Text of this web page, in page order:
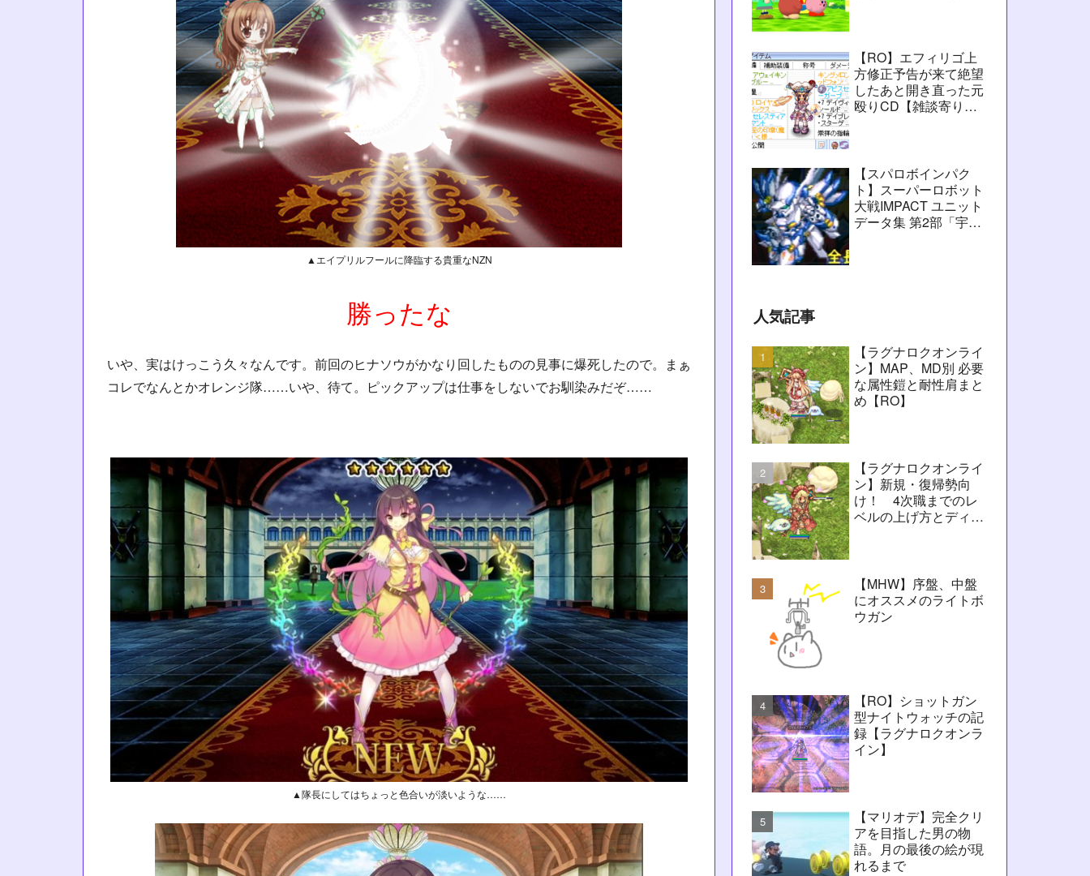
▲エイプリルフールに降臨する貴重なNZN
勝ったな
いや、実はけっこう久々なんです。前回のヒナソウがかなり回したものの見事に爆死したので。まぁ
コレでなんとかオレンジ隊……いや、待て。ピックアップは仕事をしないでお馴染みだぞ……
▲隊長にしてはちょっと色合いが淡いような……
【RO】エフィリゴ上
方修正予告が来て絶望
したあと開き直った元
殴りCD【雑談寄りの
【スパロボインパク
ト】スーパーロボット
大戦IMPACT ユニット
データ集 第2部「宇宙
人気記事
【ラグナロクオンライ
ン】MAP、MD別 必要
な属性鎧と耐性肩まと
め【RO】
【ラグナロクオンライ
ン】新規・復帰勢向
け！ 4次職までのレ
ベルの上げ方とディレ
【MHW】序盤、中盤
にオススメのライトボ
ウガン
【RO】ショットガン
型ナイトウォッチの記
録【ラグナロクオンラ
イン】
【マリオデ】完全クリ
アを目指した男の物
語。月の最後の絵が現
れるまで